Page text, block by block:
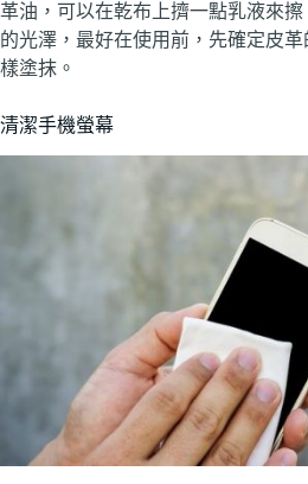
革油，可以在乾布上擠一點乳液來
的光澤，最好在使用前，先確定皮
樣塗抹。
清潔手機螢幕